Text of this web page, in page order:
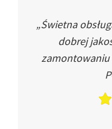
„Świetna
dobrej
zamontowaniu